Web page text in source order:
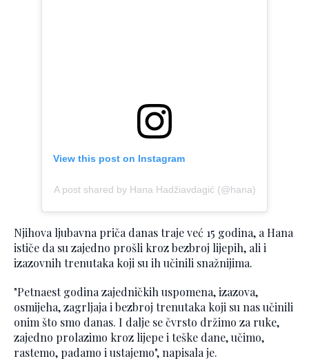
View this post on Instagram
A post shared by Hana Hadžiavdagić (@hana)
Njihova ljubavna priča danas traje već 15 godina, a Hana
ističe da su zajedno prošli kroz bezbroj lijepih, ali i
izazovnih trenutaka koji su ih učinili snažnijima.
"Petnaest godina zajedničkih uspomena, izazova,
osmijeha, zagrljaja i bezbroj trenutaka koji su nas učinili
onim što smo danas. I dalje se čvrsto držimo za ruke,
zajedno prolazimo kroz lijepe i teške dane, učimo,
rastemo, padamo i ustajemo", napisala je.